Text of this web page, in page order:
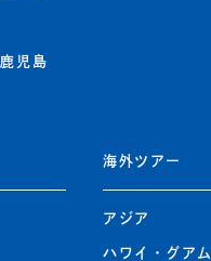
児島
海外ツアー
アジア
ハワイ・グアム